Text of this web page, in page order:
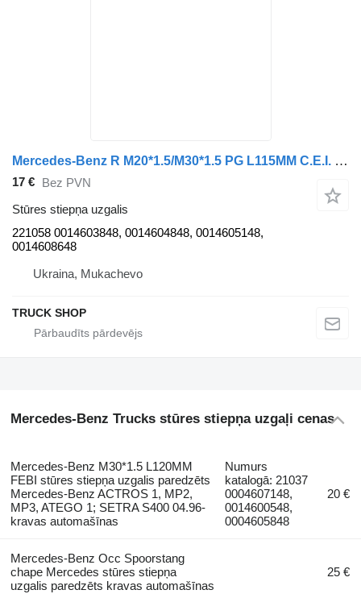
Mercedes-Benz R M20*1.5/M30*1.5 PG L115MM C.E.I. 221058 stūres stiepņa uzgalis paredzēts Mercedes-Benz ACTROS, ATEGO kravas automašīnas
17 €
Bez PVN
Stūres stiepņa uzgalis
221058 0014603848, 0014604848, 0014605148,
0014608648
Ukraina, Mukachevo
TRUCK SHOP
Mercedes-Benz Trucks stūres stiepņa uzgaļi cenas
Mercedes-Benz M30*1.5 L120MM
FEBI stūres stiepņa uzgalis paredzēts
Mercedes-Benz ACTROS 1, MP2,
MP3, ATEGO 1; SETRA S400 04.96-
kravas automašīnas
Numurs
katalogā: 21037
0004607148,
0014600548,
0004605848
20 €
Mercedes-Benz Occ Spoorstang
chape Mercedes stūres stiepņa
uzgalis paredzēts kravas automašīnas
25 €